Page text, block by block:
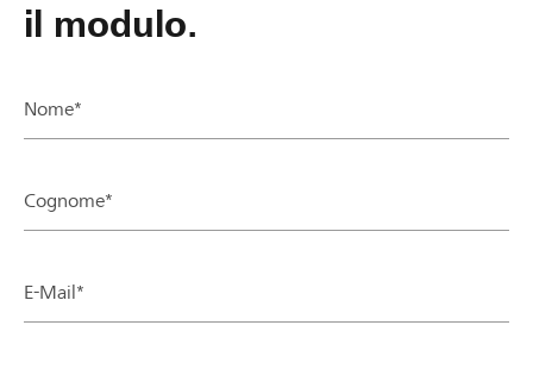
il modulo.
Nome*
Cognome*
E-Mail*